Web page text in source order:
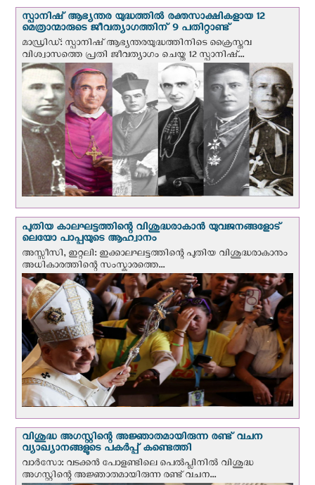
സ്പാനിഷ് ആഭ്യന്തര യുദ്ധത്തില്‍ രക്തസാക്ഷികളായ 12
മെത്രാന്മാരുടെ ജീവത്യാഗത്തിന് 9 പതിറ്റാണ്ട്
മാഡ്രിഡ്: സ്പാനിഷ് ആഭ്യന്തരയുദ്ധത്തിനിടെ ക്രൈസ്തവ
വിശ്വാസത്തെ പ്രതി ജീവത്യാഗം ചെയ്ത 12 സ്പാനിഷ്...
പുതിയ കാലഘട്ടത്തിന്റെ വിശുദ്ധരാകാന്‍ യുവജനങ്ങളോട്
ലെയോ പാപ്പയുടെ ആഹ്വാനം
അസ്സീസി, ഇറ്റലി: ഇക്കാലഘട്ടത്തിന്റെ പുതിയ വിശുദ്ധരാകാനും
അധികാരത്തിന്റെ സംസ്കാരത്തെ...
വിശുദ്ധ അഗസ്റ്റിന്റെ അജ്ഞാതമായിരുന്ന രണ്ട് വചന
വ്യാഖ്യാനങ്ങളുടെ പകര്‍പ്പ് കണ്ടെത്തി
വാര്‍സോ: വടക്കൻ പോളണ്ടിലെ പെൽപ്ലിനില്‍ വിശുദ്ധ
അഗസ്റ്റിന്റെ അജ്ഞാതമായിരുന്ന രണ്ട് വചന...